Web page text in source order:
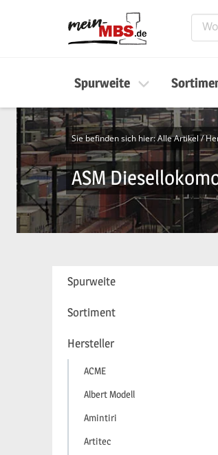
Spurweite
Sie befinden sich hier:Alle Artikel/
ASM
Spurweite
Sortiment
Hersteller
ACME
Albert Modell
Amintiri
Artitec